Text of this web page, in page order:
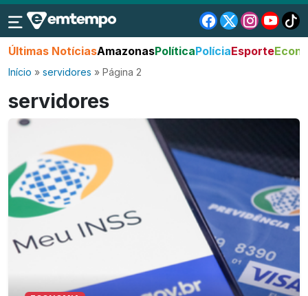
Últimas NotíciasAmazonasPolíticaPolíciaEsporte
Início » servidores » Página 2
servidores